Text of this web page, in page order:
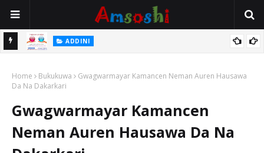
ADDINI
Home Bukukuwa
Gwagwarmayar Kamancen Neman Auren Hausawa
Da Na Dakarkari
Gwagwarmayar Kamancen
Neman Auren Hausawa Da Na